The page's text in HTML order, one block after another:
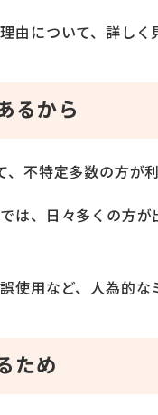
由について、詳しく
るから
不特定多数の方が
は、日々多くの方
使用など、人為的
ため